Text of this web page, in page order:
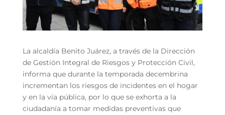
La alcaldía Benito Juárez, a través de la Dirección
de Gestión Integral de Riesgos y Protección Civil,
informa que durante la temporada decembrina
incrementan los riesgos de incidentes en el hogar
y en la vía pública, por lo que se exhorta a la
ciudadanía a tomar medidas preventivas que